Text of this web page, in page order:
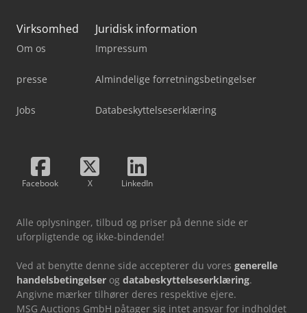
Virksomhed
Om os
presse
Jobs
Juridisk information
Impressum
Almindelige forretningsbetingelser
Databeskyttelseserklæring
Facebook X LinkedIn
Alle oplysninger, tilbud og priser på denne side er
uforpligtende og ikke-bindende!
Ved at benytte denne side accepterer du vores generelle
handelsbetingelser og databeskyttelseserklæring.
Angivne mærker tilhører deres respektive ejere.
MSG Auctions GmbH påtager sig intet ansvar for indholdet